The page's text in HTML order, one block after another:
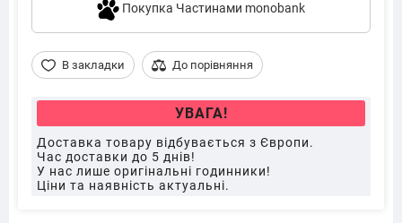
Покупка Частинами monobank
В закладки До порівняння
УВАГА!
Доставка товару відбувається з Європи.
Час доставки до 5 днів!
У нас лише оригінальні годинники!
Ціни та наявність актуальні.